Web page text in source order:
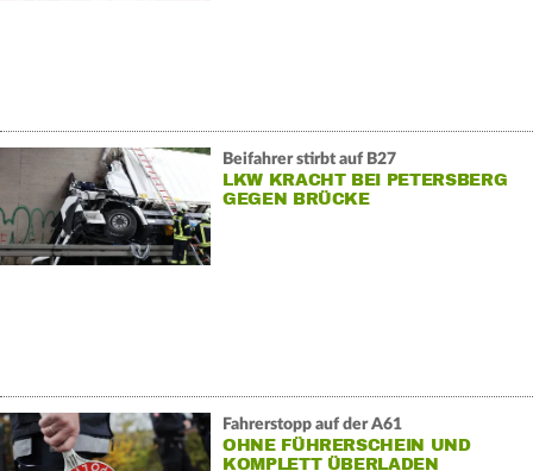
Beifahrer stirbt auf B27
LKW KRACHT BEI PETERSBERG
GEGEN BRÜCKE
Fahrerstopp auf der A61
OHNE FÜHRERSCHEIN UND
KOMPLETT ÜBERLADEN